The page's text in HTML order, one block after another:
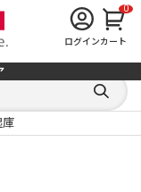
ログイン
0
カート
キ
検
索
る
庫